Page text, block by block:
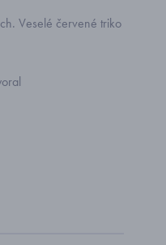
Veselé červené triko